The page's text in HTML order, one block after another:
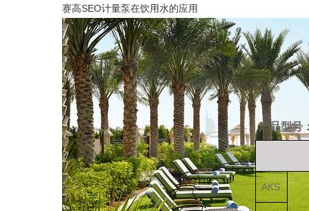
赛高SEO计量泵在饮用水的应用
产品型号
AKS